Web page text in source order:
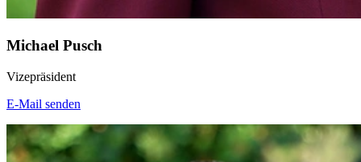
Michael Pusch
Vizepräsident
E-Mail senden